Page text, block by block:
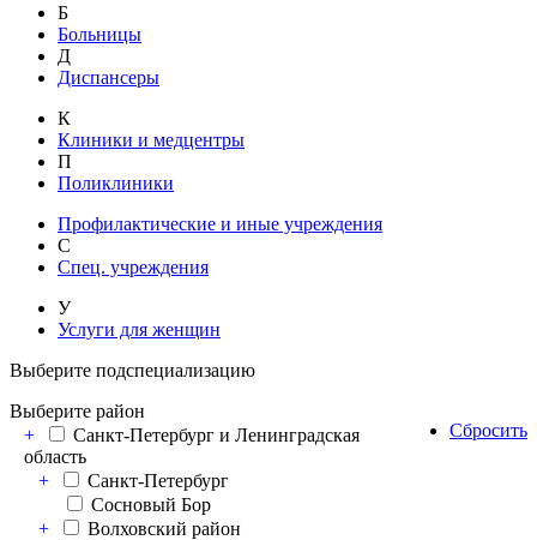
Б
Больницы
Д
Диспансеры
К
Клиники и медцентры
П
Поликлиники
Профилактические и иные учреждения
С
Спец. учреждения
У
Услуги для женщин
Выберите подспециализацию
Сбросить
Выберите район
+
Санкт-Петербург и Ленинградская
область
+
Санкт-Петербург
Сосновый Бор
+
Волховский район